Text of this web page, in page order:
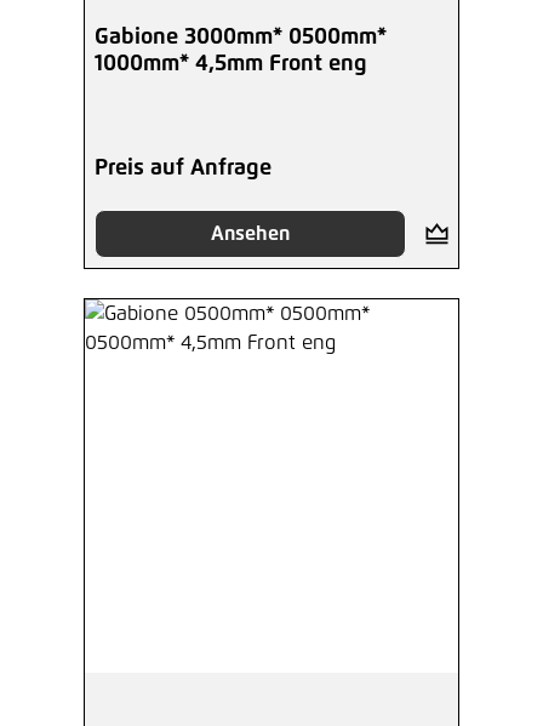
Gabione 3000mm* 0500mm*
1000mm* 4,5mm Front eng
Preis auf Anfrage
Ansehen